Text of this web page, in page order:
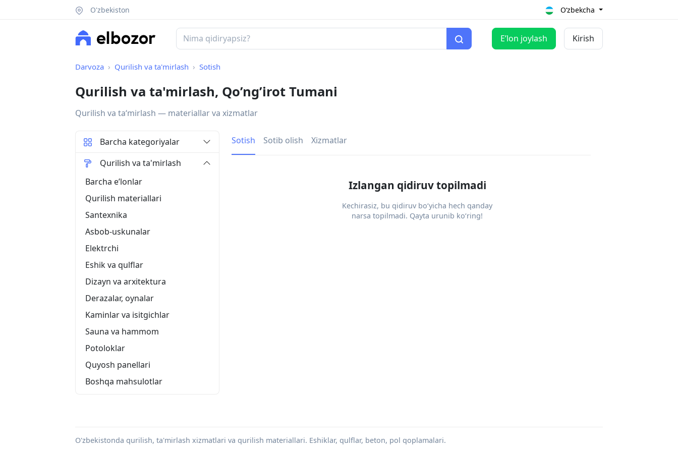
O'zbekiston O‘zbekcha
Eʼlon joylash Kirish
Darvoza Qurilish va ta'mirlash Sotish
Qurilish va ta'mirlash, Qo’ng’irot Tumani
Qurilish va taʻmirlash — materiallar va xizmatlar
Sotish Sotib olish Xizmatlar
Izlangan qidiruv topilmadi
Kechirasiz, bu qidiruv bo‘yicha hech qanday
narsa topilmadi. Qayta urunib ko‘ring!
Barcha kategoriyalar
Qurilish va ta'mirlash
Barcha eʼlonlar
Qurilish materiallari
Santexnika
Asbob-uskunalar
Elektrchi
Eshik va qulflar
Dizayn va arxitektura
Derazalar, oynalar
Kaminlar va isitgichlar
Sauna va hammom
Potoloklar
Quyosh panellari
Boshqa mahsulotlar
O'zbekistonda qurilish, ta'mirlash xizmatlari va qurilish materiallari. Eshiklar, qulflar, beton, pol qoplamalari.